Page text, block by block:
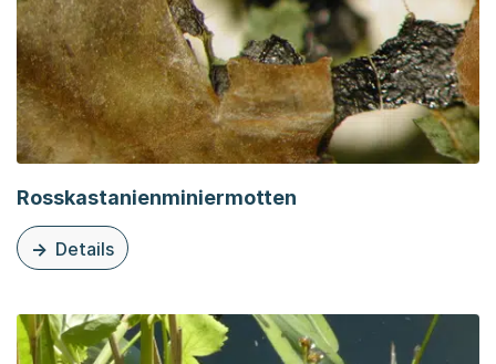
Rosskastanienminiermotten
Details
zu diesem Thema: Rosskastanienminiermotten